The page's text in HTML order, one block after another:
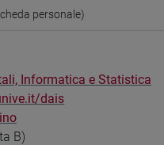
personale)
Informatica e Statistica
dais
B)